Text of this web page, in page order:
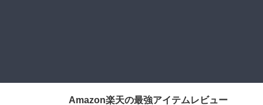
Amazon楽天の最強アイテムレビュー